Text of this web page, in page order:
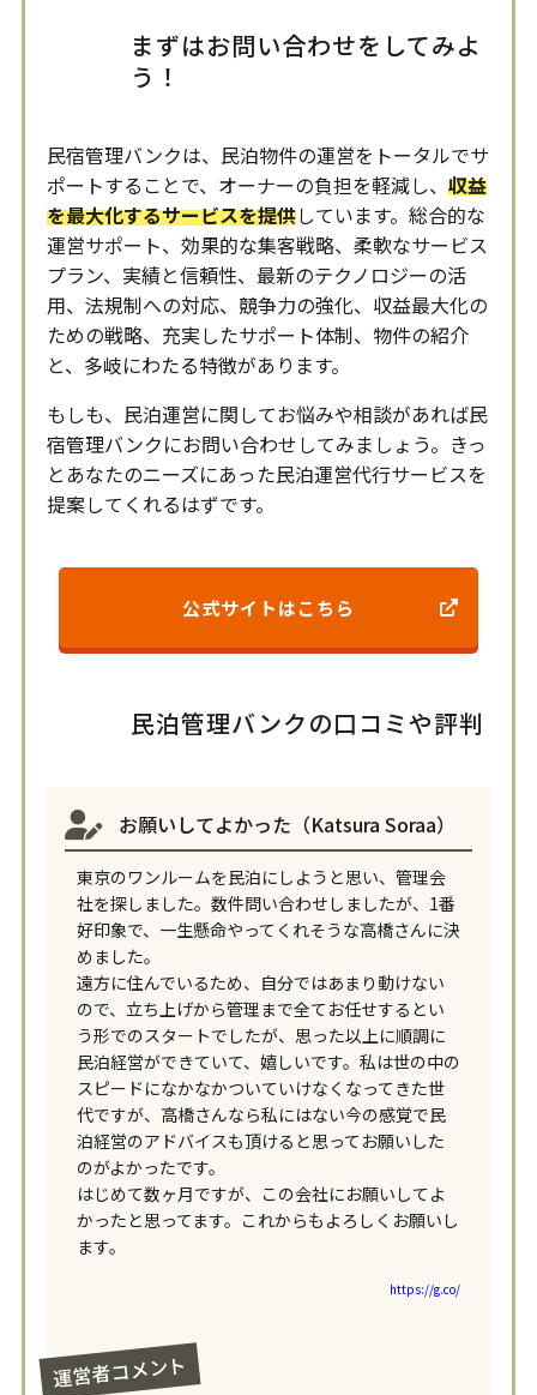
まずはお問い合わせをしてみよ
う！
民宿管理バンクは、民泊物件の運営をトータルでサ
ポートすることで、オーナーの負担を軽減し、 収益
を最大化するサービスを提供しています。総合的な
運営サポート、効果的な集客戦略、柔軟なサービス
プラン、実績と信頼性、最新のテクノロジーの活
用、法規制への対応、競争力の強化、収益最大化の
ための戦略、充実したサポート体制、物件の紹介
と、多岐にわたる特徴があります。
もしも、民泊運営に関してお悩みや相談があれば民
宿管理バンクにお問い合わせしてみましょう。きっ
とあなたのニーズにあった民泊運営代行サービスを
提案してくれるはずです。
公式サイトはこちら
民泊管理バンクの口コミや評判
お願いしてよかった（Katsura Soraa）
東京のワンルームを民泊にしようと思い、管理会
社を探しました。数件問い合わせしましたが、1番
好印象で、一生懸命やってくれそうな高橋さんに決
めました。
遠方に住んでいるため、自分ではあまり動けない
ので、立ち上げから管理まで全てお任せするとい
う形でのスタートでしたが、思った以上に順調に
民泊経営ができていて、嬉しいです。私は世の中の
スピードになかなかついていけなくなってきた世
代ですが、高橋さんなら私にはない今の感覚で民
泊経営のアドバイスも頂けると思ってお願いした
のがよかったです。
はじめて数ヶ月ですが、この会社にお願いしてよ
かったと思ってます。これからもよろしくお願いし
ます。
https://g.co/
運営者コメント